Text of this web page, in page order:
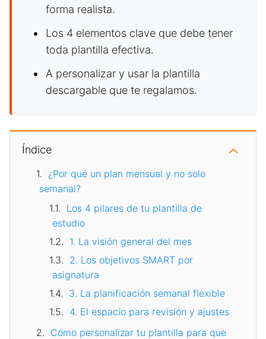
forma realista.
Los 4 elementos clave que debe tener
toda plantilla efectiva.
A personalizar y usar la plantilla
descargable que te regalamos.
Índice
¿Por qué un plan mensual y no solo
semanal?
Los 4 pilares de tu plantilla de
estudio
1. La visión general del mes
2. Los objetivos SMART por
asignatura
3. La planificación semanal flexible
4. El espacio para revisión y ajustes
Cómo personalizar tu plantilla para que